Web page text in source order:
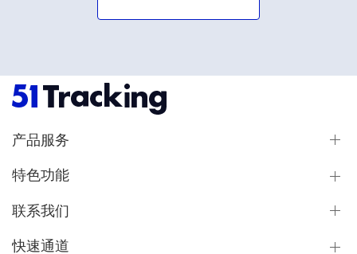
产品服务
特色功能
联系我们
快速通道